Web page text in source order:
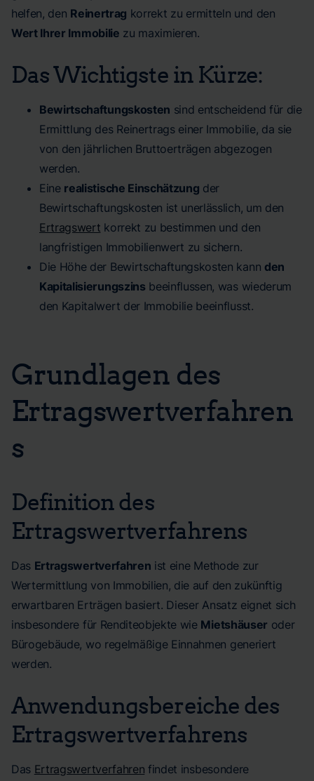
helfen, den Reinertrag korrekt zu ermitteln und den
Wert Ihrer Immobilie zu maximieren.
Das Wichtigste in Kürze:
Bewirtschaftungskosten sind entscheidend für die
Ermittlung des Reinertrags einer Immobilie, da sie
von den jährlichen Bruttoerträgen abgezogen
werden.
Eine realistische Einschätzung der
Bewirtschaftungskosten ist unerlässlich, um den
Ertragswert korrekt zu bestimmen und den
langfristigen Immobilienwert zu sichern.
Die Höhe der Bewirtschaftungskosten kann den
Kapitalisierungszins beeinflussen, was wiederum
den Kapitalwert der Immobilie beeinflusst.
Grundlagen des
Ertragswertverfahren
s
Definition des
Ertragswertverfahrens
Das Ertragswertverfahren ist eine Methode zur
Wertermittlung von Immobilien, die auf den zukünftig
erwartbaren Erträgen basiert. Dieser Ansatz eignet sich
insbesondere für Renditeobjekte wie Mietshäuser oder
Bürogebäude, wo regelmäßige Einnahmen generiert
werden.
Anwendungsbereiche des
Ertragswertverfahrens
Das Ertragswertverfahren findet insbesondere